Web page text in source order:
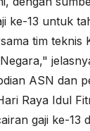
ke-13 untuk
tim teknis
ASN dan
Raya Idul
gaji ke-13